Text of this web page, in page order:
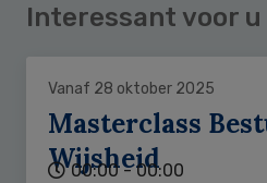
Interessant voor u
Vanaf 28 oktober 2025
Masterclass
Wijsheid
00:00 - 00:00